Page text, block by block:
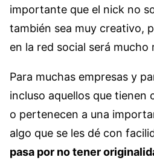
importante que el nick no
también sea muy creativo,
en la red social será mucho
Para muchas empresas y
incluso aquellos que tienen
o pertenecen a una
algo que se les dé con
pasa por no tener